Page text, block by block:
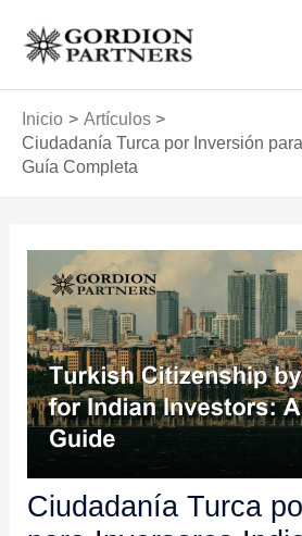
contenido
Inicio
Artículos
Ciudadanía Turca por Inversión
Guía Completa
Ciudadanía Turca
entradas